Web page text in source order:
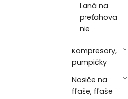
Laná na
preťahova
nie
Kompresory,
pumpičky
Nosiče na
fľaše, fľaše